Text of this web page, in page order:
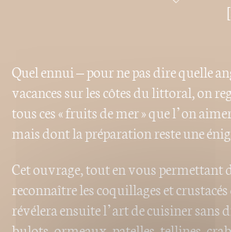
Quel ennui – pour ne pas dire quelle
vacances sur les côtes du littoral, on
tous ces « fruits de mer » que l’on
mais dont la préparation reste une
Cet ouvrage, tout en vous permettant
reconnaître les coquillages et
révélera ensuite l’art de cuisiner sans